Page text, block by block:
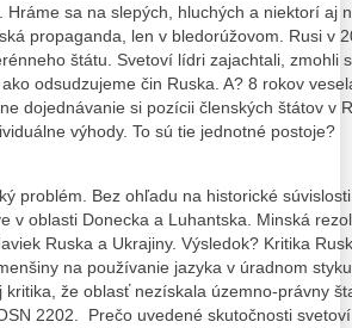
Hráme sa na slepých, hluchých a niektorí aj
propaganda, len v bledorúžovom. Rusi v
štátu. Svetoví lídri zajachtali, zmohli
odsudzujeme čin Ruska. A? 8 rokov
dojednávanie si pozícii členských štátov v
výhody. To sú tie jednotné postoje?
problém. Bez ohľadu na historické
v oblasti Donecka a Luhantska. Minská
Ruska a Ukrajiny. Výsledok? Kritika
na používanie jazyka v úradnom
kritika, že oblasť nezískala územno-právny
2202. Prečo uvedené skutočnosti